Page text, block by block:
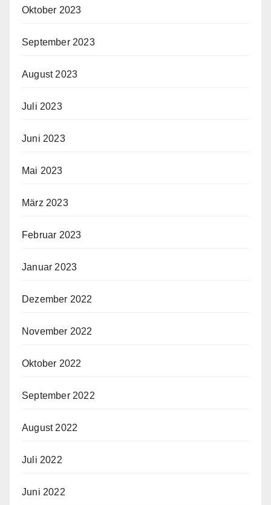
Oktober 2023
September 2023
August 2023
Juli 2023
Juni 2023
Mai 2023
März 2023
Februar 2023
Januar 2023
Dezember 2022
November 2022
Oktober 2022
September 2022
August 2022
Juli 2022
Juni 2022